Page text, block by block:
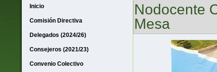
Inicio
Comisión Directiva
Delegados (2024/26)
Consejeros (2021/23)
Convenio Colectivo
Nodocente
Mesa